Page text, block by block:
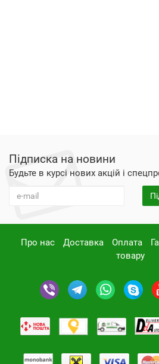
Підписка на новини
Будьте в курсі нових акцій і
Про нас Доставка Оплата
товару